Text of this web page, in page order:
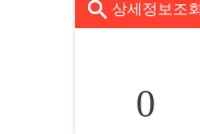
상세정보조회
0